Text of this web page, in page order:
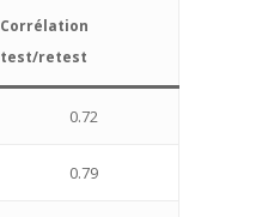
Corrélation
test/retest
0.72
0.79